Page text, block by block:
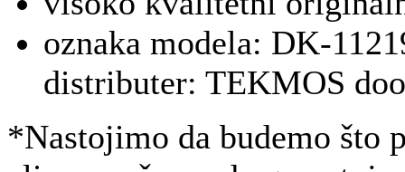
oznaka modela: DK-
distributer: TEKMOS doo
*Nastojimo da budemo što